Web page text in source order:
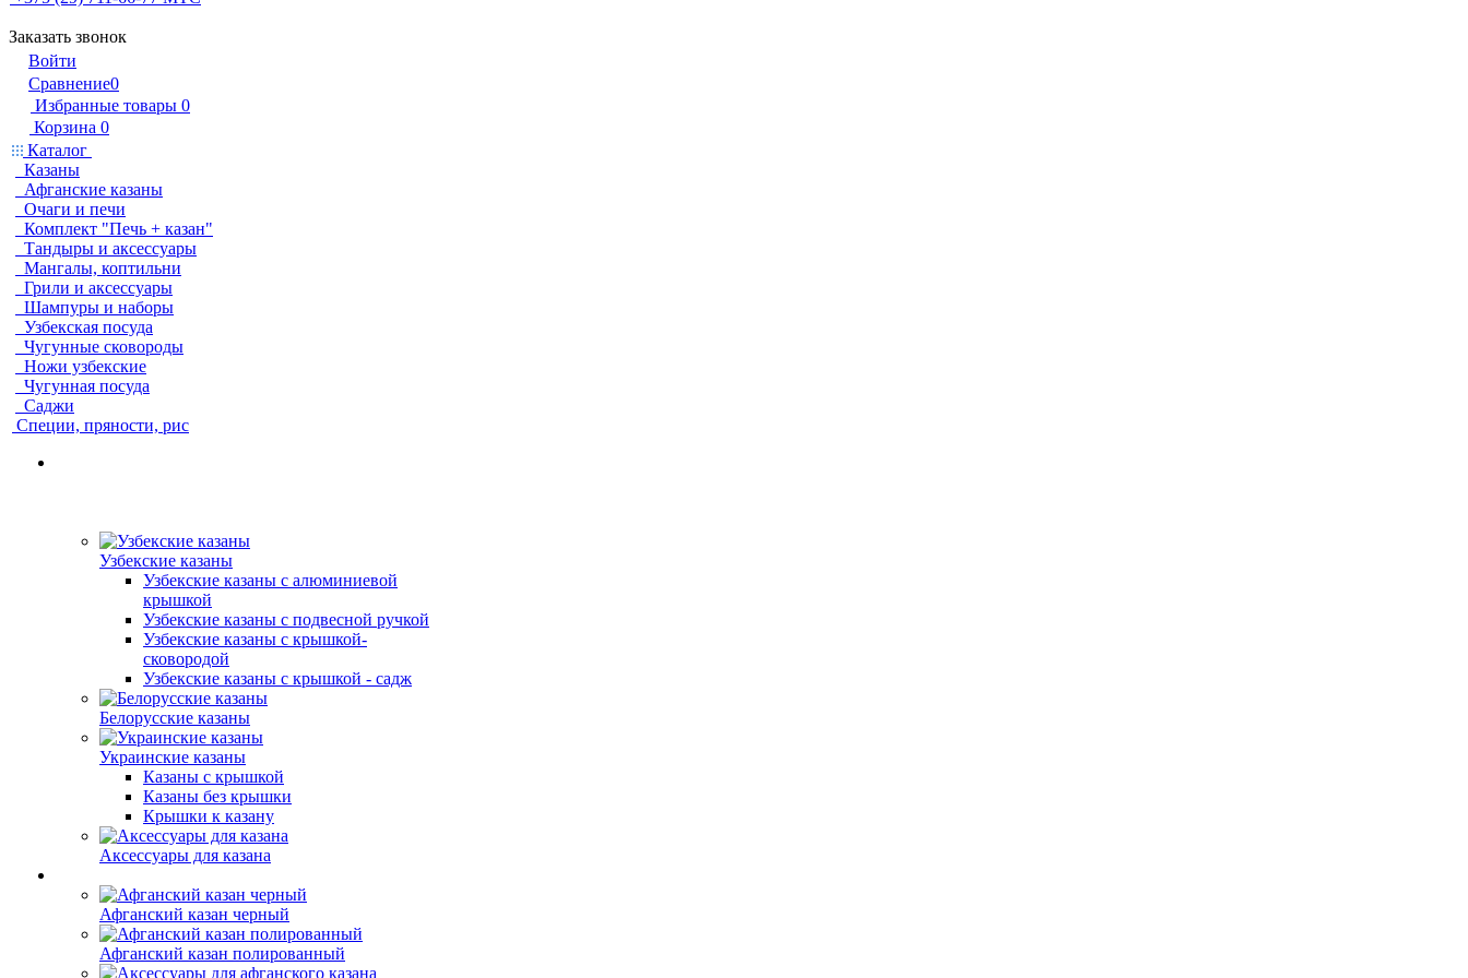
Заказать звонок
Войти
Сравнение0
Избранные товары 0
Корзина 0
Каталог
Казаны
Афганские казаны
Очаги и печи
Комплект "Печь + казан"
Тандыры и аксессуары
Мангалы, коптильни
Грили и аксессуары
Шампуры и наборы
Узбекская посуда
Чугунные сковороды
Ножи узбекские
Чугунная посуда
Саджи
Специи, пряности, рис
Узбекские казаны
Узбекские казаны с алюминиевой
крышкой
Узбекские казаны с подвесной ручкой
Узбекские казаны с крышкой-
сковородой
Узбекские казаны с крышкой - садж
Белорусские казаны
Украинские казаны
Казаны с крышкой
Казаны без крышки
Крышки к казану
Аксессуары для казана
Афганский казан черный
Афганский казан полированный